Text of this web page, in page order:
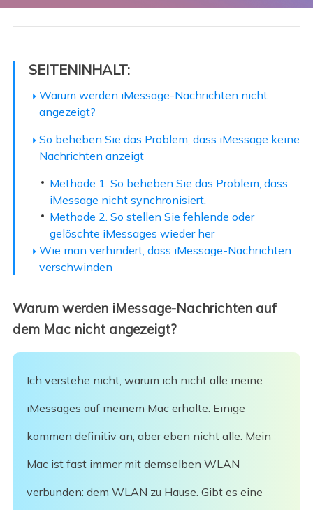
SEITENINHALT:
Warum werden iMessage-Nachrichten nicht
angezeigt?
So beheben Sie das Problem, dass iMessage keine
Nachrichten anzeigt
Methode 1. So beheben Sie das Problem, dass
iMessage nicht synchronisiert.
Methode 2. So stellen Sie fehlende oder
gelöschte iMessages wieder her
Wie man verhindert, dass iMessage-Nachrichten
verschwinden
Warum werden iMessage-Nachrichten auf
dem Mac nicht angezeigt?
Ich verstehe nicht, warum ich nicht alle meine
iMessages auf meinem Mac erhalte. Einige
kommen definitiv an, aber eben nicht alle. Mein
Mac ist fast immer mit demselben WLAN
verbunden: dem WLAN zu Hause. Gibt es eine